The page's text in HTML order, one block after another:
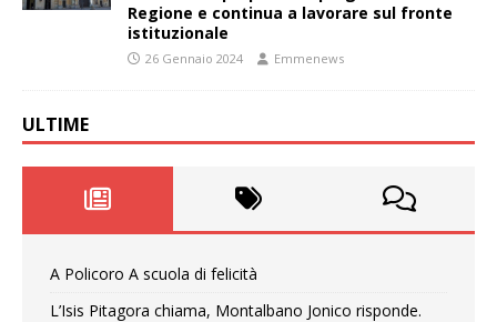
Regione e continua a lavorare sul fronte
istituzionale
26 Gennaio 2024 Emmenews
ULTIME
A Policoro A scuola di felicità
L’Isis Pitagora chiama, Montalbano Jonico risponde.